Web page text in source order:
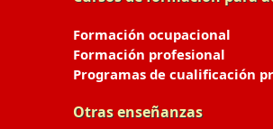
Formación ocupacional
Formación profesional
Programas de cualificación
Otras enseñanzas